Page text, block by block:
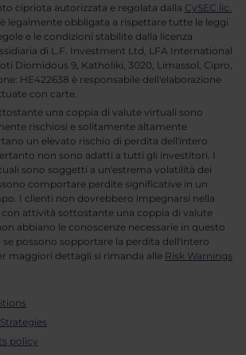
cipriota autorizzata e regolata dalla CySEC lic.
è legalmente obbligata a rispettare tutte le leggi
e le condizioni stabilite dalla licenza
di L.F. Investment Ltd, LFA International
Diomidous 9, Katholiki, 3020, Limassol, Cipro,
HE422638 è responsabile dell'elaborazione
con carte.
una coppia di valute virtuali sono
rischiosi e solitamente altamente
un elevato rischio di perdita dell'intero
non sono adatti a tutti gli investitori. I
sono soggetti a un'estrema volatilità dei
comportare perdite significative in un
I clienti non dovrebbero impegnarsi nella
con attività sottostante una coppia di valute
abbiano le conoscenze necessarie in questo
possono sopportare la perdita dell'intero
maggiori dettagli si rimanda alle Risk Warnings
policy